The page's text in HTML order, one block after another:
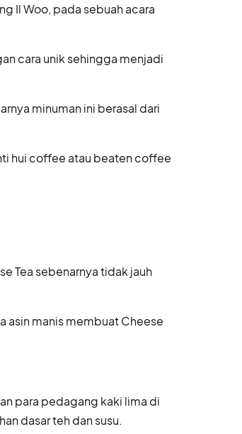
Il Woo, pada sebuah acara
cara unik sehingga menjadi
minuman ini berasal dari
hui coffee atau beaten coffee
Tea sebenarnya tidak jauh
asin manis membuat Cheese
para pedagang kaki lima di
dasar teh dan susu.